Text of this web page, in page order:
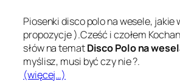
Piosenki disco polo na wesele, jakie
propozycje ).Cześć i czołem
słów na tematDisco Polo na
myślisz, musi być czy nie ?.
(więcej…)